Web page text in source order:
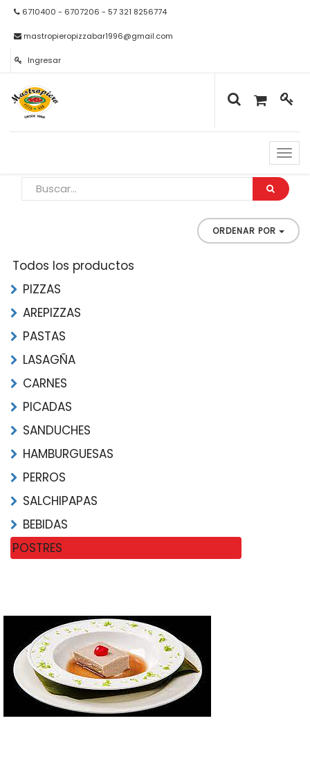
6710400 - 6707206 - 57 321 8256774
mastropieropizzabar1996@gmail.com
Ingresar
de
ORDENAR POR
Todos los productos
PIZZAS
AREPIZZAS
PASTAS
LASAGÑA
CARNES
PICADAS
SANDUCHES
HAMBURGUESAS
PERROS
SALCHIPAPAS
BEBIDAS
POSTRES